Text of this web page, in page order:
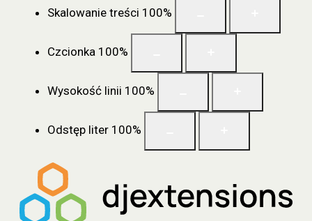
Skalowanie treści 100%
Czcionka 100%
Wysokość linii 100%
Odstęp liter 100%